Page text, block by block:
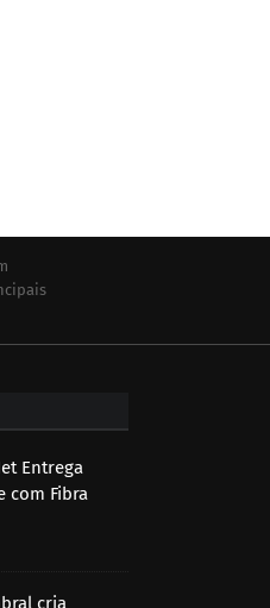
Entrega
com Fibra
cria